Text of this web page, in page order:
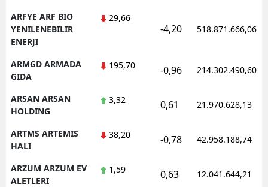
ARFYE ARF BIO
YENILENEBILIR
ENERJI
29,66
-4,20 518.871.666,06
ARMGD ARMADA
GIDA
195,70 -0,96 214.302.490,60
ARSAN ARSAN
HOLDING
3,32 0,61 21.970.628,13
ARTMS ARTEMIS
HALI
38,20 -0,78 42.958.188,74
ARZUM ARZUM EV
ALETLERI
1,59 0,63 12.041.644,21